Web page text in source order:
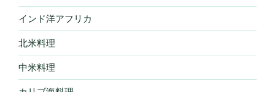
インド洋アフリカ
北米料理
中米料理